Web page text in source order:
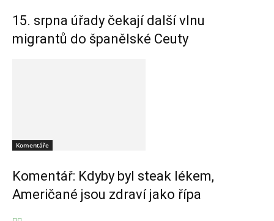
15. srpna úřady čekají další vlnu
migrantů do španělské Ceuty
Komentáře
Komentář: Kdyby byl steak lékem,
Američané jsou zdraví jako řípa